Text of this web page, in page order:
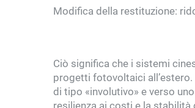
Modifica della restituzione:
Ciò significa che i sistemi
progetti fotovoltaici
di tipo «involutivo» e verso
resilienza ai costi e la